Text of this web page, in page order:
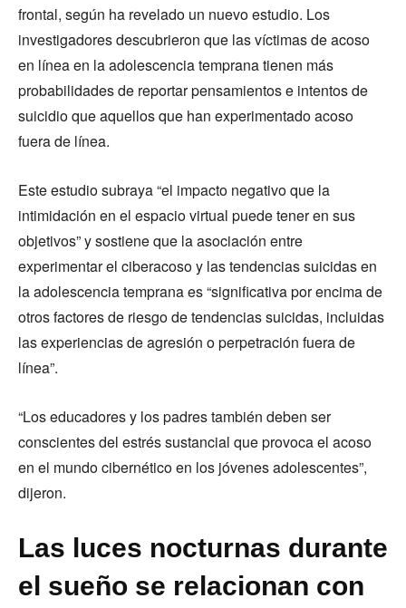
frontal, según ha revelado un nuevo estudio. Los
investigadores descubrieron que las víctimas de acoso
en línea en la adolescencia temprana tienen más
probabilidades de reportar pensamientos e intentos de
suicidio que aquellos que han experimentado acoso
fuera de línea.
Este estudio subraya “el impacto negativo que la
intimidación en el espacio virtual puede tener en sus
objetivos” y sostiene que la asociación entre
experimentar el ciberacoso y las tendencias suicidas en
la adolescencia temprana es “significativa por encima de
otros factores de riesgo de tendencias suicidas, incluidas
las experiencias de agresión o perpetración fuera de
línea”.
“Los educadores y los padres también deben ser
conscientes del estrés sustancial que provoca el acoso
en el mundo cibernético en los jóvenes adolescentes”,
dijeron.
Las luces nocturnas durante
el sueño se relacionan con